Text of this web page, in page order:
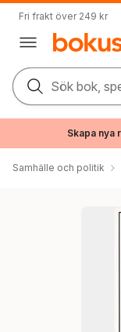
Fri frakt över 249 kr
Sök bok,
Skapa nya
Samhälle och politik